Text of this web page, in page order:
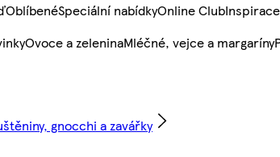
OblíbenéSpeciální nabídkyOnline ClubInspirace
Ovoce a zeleninaMléčné, vejce a margaríny
gnocchi a zavářky